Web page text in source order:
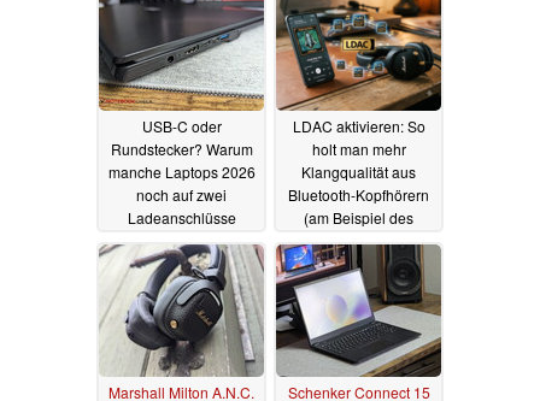
USB-C oder
Rundstecker? Warum
manche Laptops 2026
noch auf zwei
Ladeanschlüsse
setzen18.06.2026
LDAC aktivieren: So
holt man mehr
Klangqualität aus
Bluetooth-Kopfhörern
(am Beispiel des
Marshall Milton)
12.06.2026
Marshall Milton A.N.C.
Schenker Connect 15